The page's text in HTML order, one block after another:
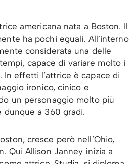
americana nata a Boston. Il
ha pochi eguali. All’interno
considerata una delle
capace di variare molto i
effetti l’attrice è capace di
ironico, cinico e
un personaggio molto più
dunque a 360 gradi.
cresce però nell’Ohio,
Qui Allison Janney inizia a